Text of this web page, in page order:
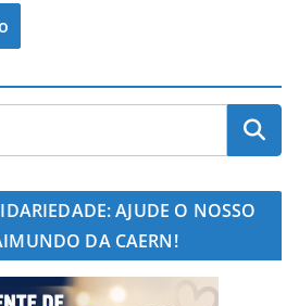
AJUDE O NOSSO
DA CAERN!